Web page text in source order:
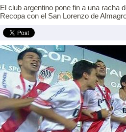
El club argentino pone fin a una racha
Recopa con el San Lorenzo de